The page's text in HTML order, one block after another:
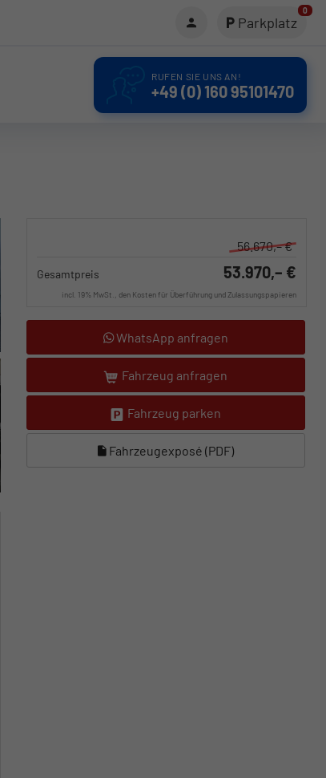
Parkplatz
0
RUFEN SIE UNS AN!
+49 (0) 160 95101470
56.670,– €
Gesamtpreis 53.970,– €
incl. 19% MwSt., den Kosten für Überführung und Zulassungspapieren
WhatsApp anfragen
Fahrzeug anfragen
Fahrzeug parken
Fahrzeugexposé (PDF)